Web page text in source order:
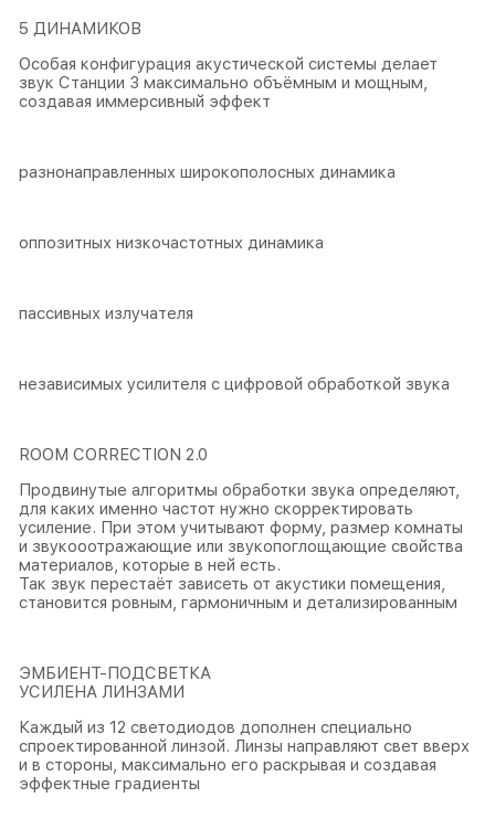
5 ДИНАМИКОВ
Особая конфигурация акустической системы делает
звук Станции 3 максимально объёмным и мощным,
создавая иммерсивный эффект
разнонаправленных широкополосных динамика
оппозитных низкочастотных динамика
пассивных излучателя
независимых усилителя с цифровой обработкой звука
ROOM CORRECTION 2.0
Продвинутые алгоритмы обработки звука определяют,
для каких именно частот нужно скорректировать
усиление. При этом учитывают форму, размер комнаты
и звукооотражающие или звукопоглощающие свойства
материалов, которые в ней есть.
Так звук перестаёт зависеть от акустики помещения,
становится ровным, гармоничным и детализированным
ЭМБИЕНТ-ПОДСВЕТКА
УСИЛЕНА ЛИНЗАМИ
Каждый из 12 светодиодов дополнен специально
спроектированной линзой. Линзы направляют свет вверх
и в стороны, максимально его раскрывая и создавая
эффектные градиенты